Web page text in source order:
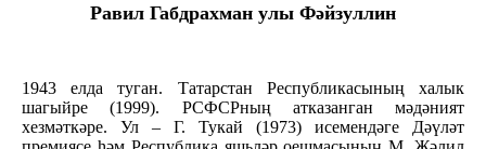
Равил Габдрахман улы Фәйзуллин
1943 елда туган. Татарстан Республикасының халык
шагыйре (1999). РСФСРның атказанган мәдәният
хезмәткәре. Ул – Г. Тукай (1973) исемендәге Дәүләт